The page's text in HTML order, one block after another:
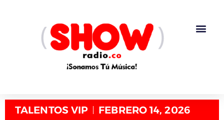
TALENTOS VIP FEBRERO 14, 2026